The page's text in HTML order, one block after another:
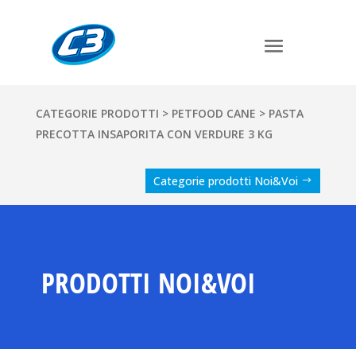
CATEGORIE PRODOTTI > PETFOOD CANE > PASTA
PRECOTTA INSAPORITA CON VERDURE 3 KG
Categorie prodotti Noi&Voi
PRODOTTI NOI&VOI